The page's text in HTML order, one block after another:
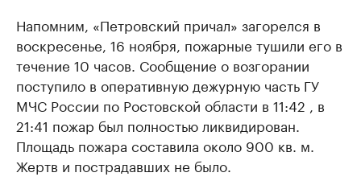
Напомним, «Петровский причал» загорелся в
воскресенье, 16 ноября, пожарные тушили его в
течение 10 часов. Сообщение о возгорании
поступило в оперативную дежурную часть ГУ
МЧС России по Ростовской области в 11:42 , в
21:41 пожар был полностью ликвидирован.
Площадь пожара составила около 900 кв. м.
Жертв и пострадавших не было.